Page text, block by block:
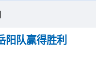
阳队赢得胜利